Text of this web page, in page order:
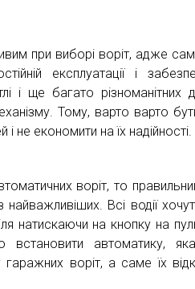
при виборі воріт, адже
експлуатації і
і ще багато різноманітних
Тому, варто варто
не економити на їх надійності.
воріт, то
Всі водії
натискаючи на кнопку на
встановити автоматику,
воріт, а саме їх